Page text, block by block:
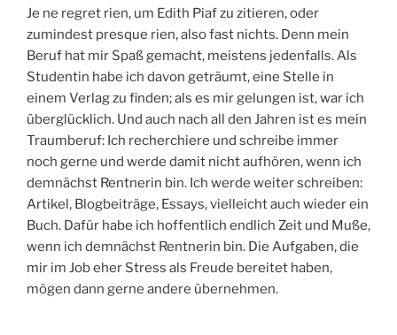
Je ne regret rien, um Edith Piaf zu zitieren, oder
zumindest presque rien, also fast nichts. Denn mein
Beruf hat mir Spaß gemacht, meistens jedenfalls. Als
Studentin habe ich davon geträumt, eine Stelle in
einem Verlag zu finden; als es mir gelungen ist, war ich
überglücklich. Und auch nach all den Jahren ist es mein
Traumberuf: Ich recherchiere und schreibe immer
noch gerne und werde damit nicht aufhören, wenn ich
demnächst Rentnerin bin. Ich werde weiter schreiben:
Artikel, Blogbeiträge, Essays, vielleicht auch wieder ein
Buch. Dafür habe ich hoffentlich endlich Zeit und Muße,
wenn ich demnächst Rentnerin bin. Die Aufgaben, die
mir im Job eher Stress als Freude bereitet haben,
mögen dann gerne andere übernehmen.